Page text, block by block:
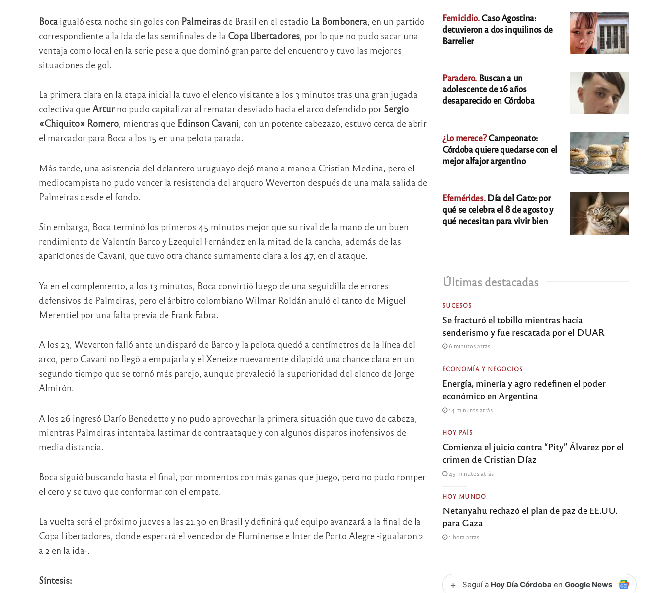
Bocaigualó esta noche sin goles con Palmeirasde Brasil en el estadio La Bombonera, en un partido
correspondiente a la ida de las semifinales de la Copa Libertadores, por lo que no pudo sacar una
ventaja como local en la serie pese a que dominó gran parte del encuentro y tuvo las mejores
situaciones de gol.
La primera clara en la etapa inicial la tuvo el elenco visitante a los 3 minutos tras una gran jugada
colectiva que Arturno pudo capitalizar al rematar desviado hacia el arco defendido por Sergio
«Chiquito» Romero, mientras que Edinson Cavani, con un potente cabezazo, estuvo cerca de abrir
el marcador para Boca a los 15 en una pelota parada.
Más tarde, una asistencia del delantero uruguayo dejó mano a mano a Cristian Medina, pero el
mediocampista no pudo vencer la resistencia del arquero Weverton después de una mala salida de
Palmeiras desde el fondo.
Sin embargo, Boca terminó los primeros 45 minutos mejor que su rival de la mano de un buen
rendimiento de Valentín Barco y Ezequiel Fernández en la mitad de la cancha, además de las
apariciones de Cavani, que tuvo otra chance sumamente clara a los 47, en el ataque.
Ya en el complemento, a los 13 minutos, Boca convirtió luego de una seguidilla de errores
defensivos de Palmeiras, pero el árbitro colombiano Wilmar Roldán anuló el tanto de Miguel
Merentiel por una falta previa de Frank Fabra.
A los 23, Weverton falló ante un disparó de Barco y la pelota quedó a centímetros de la línea del
arco, pero Cavani no llegó a empujarla y el Xeneize nuevamente dilapidó una chance clara en un
segundo tiempo que se tornó más parejo, aunque prevaleció la superioridad del elenco de Jorge
Almirón.
A los 26 ingresó Darío Benedetto y no pudo aprovechar la primera situación que tuvo de cabeza,
mientras Palmeiras intentaba lastimar de contraataque y con algunos disparos inofensivos de
media distancia.
Boca siguió buscando hasta el final, por momentos con más ganas que juego, pero no pudo romper
el cero y se tuvo que conformar con el empate.
La vuelta será el próximo jueves a las 21.30 en Brasil y definirá qué equipo avanzará a la final de la
Copa Libertadores, donde esperará el vencedor de Fluminense e Inter de Porto Alegre -igualaron 2
a 2 en la ida-.
Síntesis:
Femicidio.Caso Agostina:
detuvieron a dos inquilinos de
Barrelier
Paradero. Buscan a un
adolescente de 16 años
desaparecido en Córdoba
¿Lo merece?Campeonato:
Córdoba quiere quedarse con el
mejor alfajor argentino
Efemérides.Día del Gato: por
qué se celebra el 8 de agosto y
qué necesitan para vivir bien
Últimas destacadas
SUCESOS
Se fracturó el tobillo mientras hacía
senderismo y fue rescatada por el DUAR
6 minutos atrás
ECONOMÍA Y NEGOCIOS
Energía, minería y agro redefinen el poder
económico en Argentina
14 minutos atrás
HOY PAÍS
Comienza el juicio contra “Pity” Álvarez por el
crimen de Cristian Díaz
45 minutos atrás
HOY MUNDO
Netanyahu rechazó el plan de paz de EE.UU.
para Gaza
1 hora atrás
+ Seguí a Hoy Día Córdoba enGoogle News